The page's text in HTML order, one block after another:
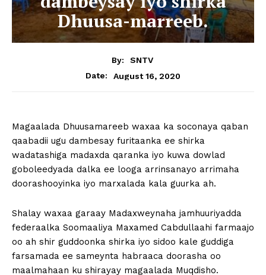
Dhuusa-marreeb.
By:
SNTV
Date:
August 16, 2020
Magaalada Dhuusamareeb waxaa ka soconaya qaban
qaabadii ugu dambesay furitaanka ee shirka
wadatashiga madaxda qaranka iyo kuwa dowlad
goboleedyada dalka ee looga arrinsanayo arrimaha
doorashooyinka iyo marxalada kala guurka ah.
Shalay waxaa garaay Madaxweynaha jamhuuriyadda
federaalka Soomaaliya Maxamed Cabdullaahi farmaajo
oo ah shir guddoonka shirka iyo sidoo kale guddiga
farsamada ee sameynta habraaca doorasha oo
maalmahaan ku shirayay magaalada Muqdisho.